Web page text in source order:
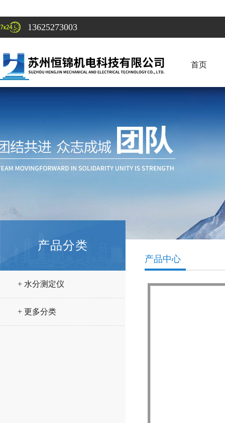
13625273003
首页
产品分类
+ 水分测定仪
+ 更多分类
产品中心